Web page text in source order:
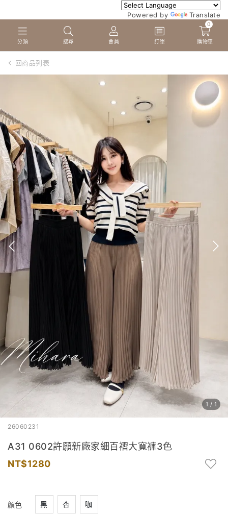
Powered by Translate
分類 搜尋 會員 訂單
0
購物車
回商品列表
1 / 1
26060231
A31 0602許願新廠家細百褶大寬褲3色
1280
顏色 黑 杏 咖